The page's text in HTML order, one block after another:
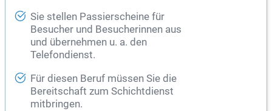
Sie stellen Passierscheine für
Besucher und Besucherinnen aus
und übernehmen u. a. den
Telefondienst.
Für diesen Beruf müssen Sie die
Bereitschaft zum Schichtdienst
mitbringen.